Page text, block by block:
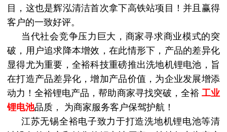
目，这也是辉泓清洁首次拿下高铁站项目！并且赢得
客户的一致好评。
当代社会竞争压力巨大，商家寻求商业模式的突
破，用户追求降本增效，在此情形下，产品的差异化
显得尤为重要，全裕科技重磅推出洗地机锂电池 ，旨
在打造产品差异化，增加产品价值，为企业发展增添
动力！全裕锂电产品，帮助商家寻找突破，全裕 工业
锂电池品质，
为商家服务客户保驾护航！
江苏无锡全裕电子致力于打造洗地机锂电池等清